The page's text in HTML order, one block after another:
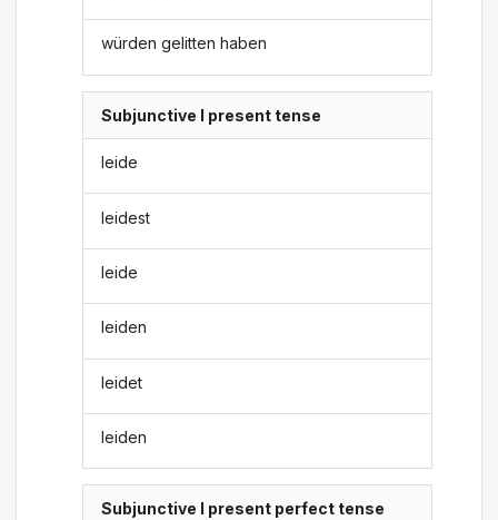
würden gelitten haben
Subjunctive I present tense
leide
leidest
leide
leiden
leidet
leiden
Subjunctive I present perfect tense